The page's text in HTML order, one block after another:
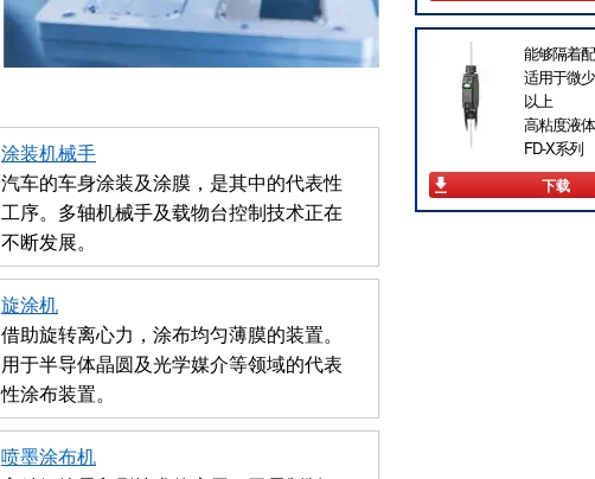
涂装机械手
汽车的车身涂装及涂膜，是其中的代表性
工序。多轴机械手及载物台控制技术正在
不断发展。
旋涂机
借助旋转离心力，涂布均匀薄膜的装置。
用于半导体晶圆及光学媒介等领域的代表
性涂布装置。
喷墨涂布机
能够隔着
适用于微
以上
高粘度液体
FD-X系列
下载